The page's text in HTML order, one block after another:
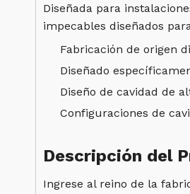
Diseñada para
impecables diseñados
Fabricación de origen
Diseñado
Diseño de cavidad de
Configuraciones de
Descripción del
Ingrese al reino de la